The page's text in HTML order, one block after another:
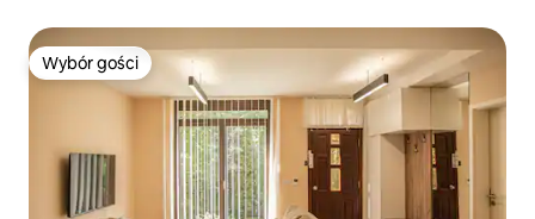
Wybór gości
Wybór gości